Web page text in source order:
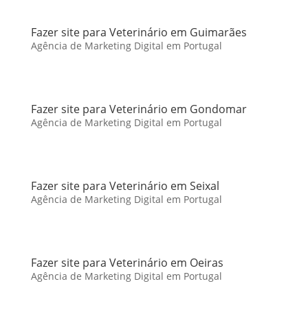
Fazer site para Veterinário em Guimarães
Agência de Marketing Digital em Portugal
Fazer site para Veterinário em Gondomar
Agência de Marketing Digital em Portugal
Fazer site para Veterinário em Seixal
Agência de Marketing Digital em Portugal
Fazer site para Veterinário em Oeiras
Agência de Marketing Digital em Portugal